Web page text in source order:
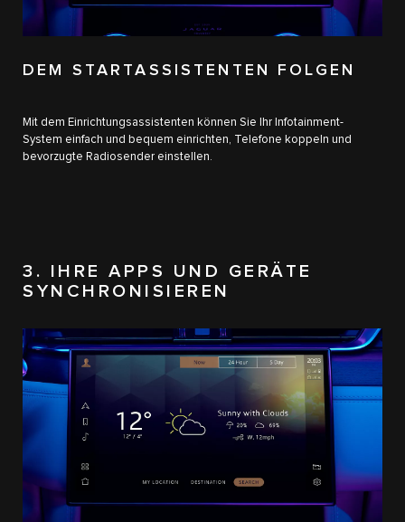
DEM STARTASSISTENTEN FOLGEN
Mit dem Einrichtungsassistenten können Sie Ihr Infotainment-
System einfach und bequem einrichten, Telefone koppeln und
bevorzugte Radiosender einstellen.
3. IHRE APPS UND GERÄTE
SYNCHRONISIEREN